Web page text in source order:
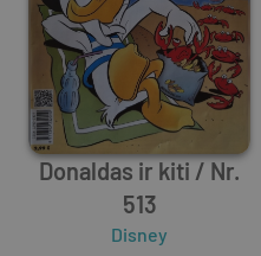
Donaldas ir kiti / Nr.
513
Disney